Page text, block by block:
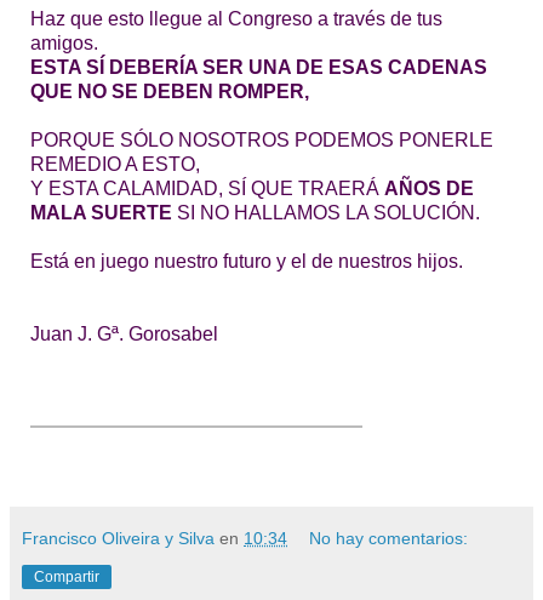
Haz que esto llegue al Congreso a través de tus
amigos.
ESTA SÍ DEBERÍA SER UNA DE ESAS CADENAS
QUE NO SE DEBEN ROMPER,
PORQUE SÓLO NOSOTROS PODEMOS PONERLE
REMEDIO A ESTO,
Y ESTA CALAMIDAD, SÍ QUE TRAERÁ AÑOS DE
MALA SUERTE SI NO HALLAMOS LA SOLUCIÓN.
Está en juego nuestro futuro y el de nuestros hijos.
Juan J. Gª. Gorosabel
Francisco Oliveira y Silva en 10:34 No hay comentarios:
Compartir